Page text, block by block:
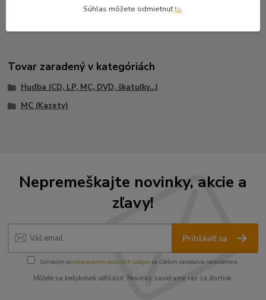
A3 A Journey Into A Cathedral
Tovar zaradený v kategóriách
Hudba (CD, LP, MC, DVD, škatuľky...)
MC (Kazety)
Nepremeškajte novinky, akcie a
zľavy!
Prihlásiť sa
Súhlasím sospracovaním osobných údajov za účelom zasielania newslettera.
Môžete sa kedykoľvek odhlásiť. Novinky zasielame raz za štvrťrok.
Súhlas môžete odmietnuťtu.